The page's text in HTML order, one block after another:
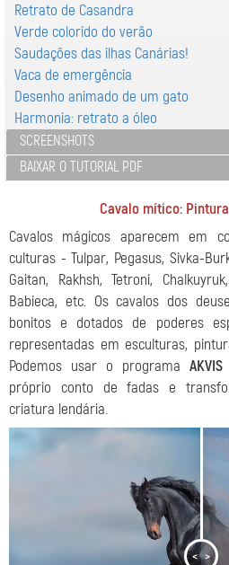
Retrato de Casandra
Verde colorido do verão
Saudações das ilhas Canárias!
Vaca de emergência
Desenho animado de um gato
Harmonia: retrato a óleo
SCREENSHOTS
BAIXAR O TUTORIAL PDF
Cavalo mítico:
Cavalos mágicos aparecem em
culturas - Tulpar, Pegasus, Sivka-
Gaitan, Rakhsh, Tetroni,
Babieca, etc. Os cavalos dos
bonitos e dotados de poderes
representadas em esculturas,
Podemos usar o programa
próprio conto de fadas e
criatura lendária.
< >